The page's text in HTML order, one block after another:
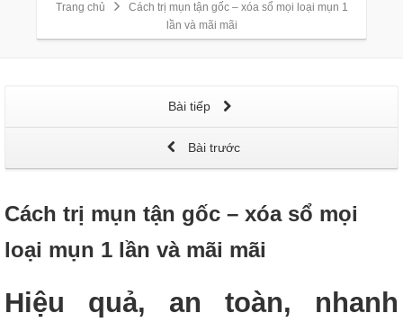
Trang chủ
Cách trị mụn tận gốc – xóa sổ mọi loại mụn 1
lần và mãi mãi
Bài tiếp
Bài trước
Cách trị mụn tận gốc – xóa sổ mọi
loại mụn 1 lần và mãi mãi
Hiệu quả, an toàn, nhanh